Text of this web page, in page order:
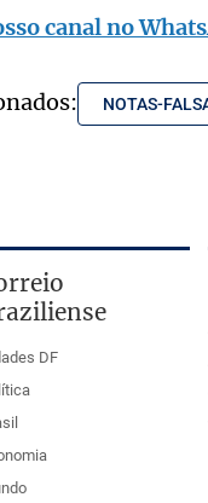
canal no
NOTAS-
DF